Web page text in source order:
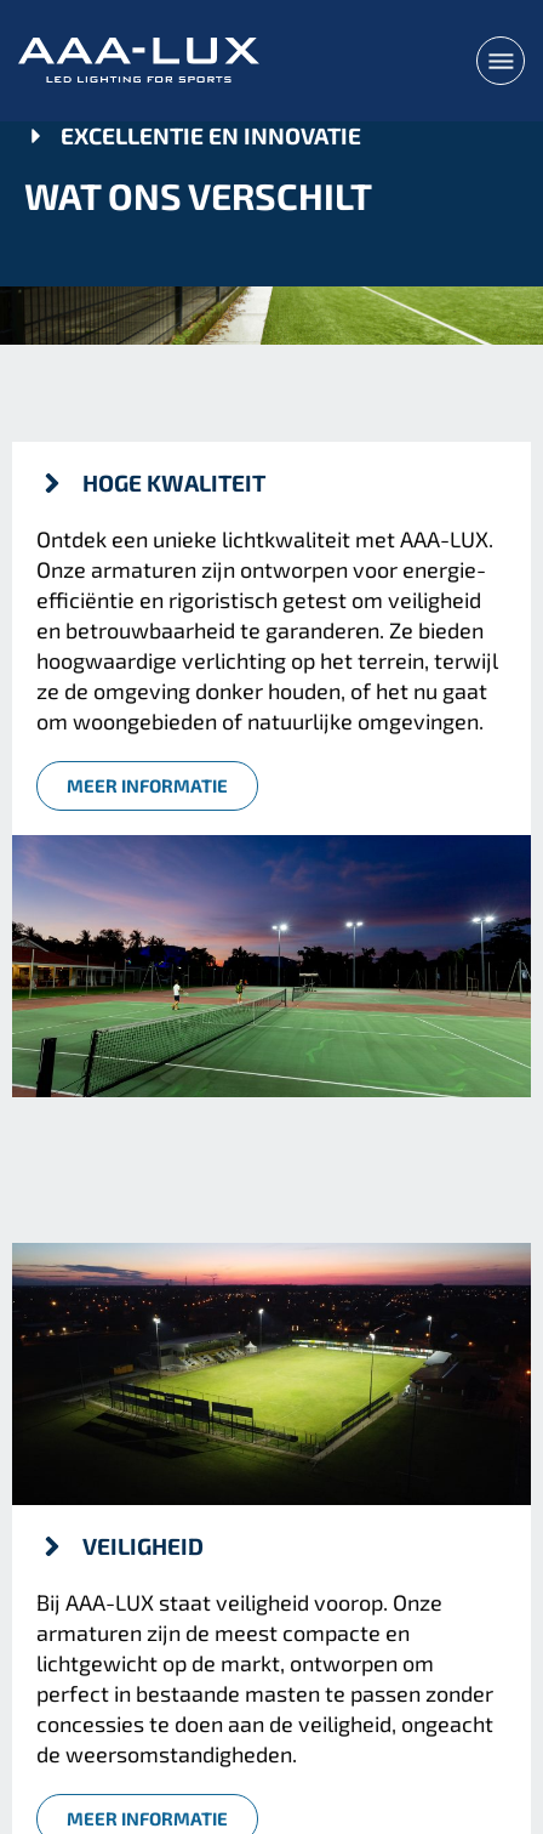
EXCELLENTIE EN INNOVATIE
WAT ONS VERSCHILT
HOGE KWALITEIT
Ontdek een unieke lichtkwaliteit met AAA-LUX.
Onze armaturen zijn ontworpen voor energie-
efficiëntie en rigoristisch getest om veiligheid
en betrouwbaarheid te garanderen. Ze bieden
hoogwaardige verlichting op het terrein, terwijl
ze de omgeving donker houden, of het nu gaat
om woongebieden of natuurlijke omgevingen.
MEER INFORMATIE
VEILIGHEID
Bij AAA-LUX staat veiligheid voorop. Onze
armaturen zijn de meest compacte en
lichtgewicht op de markt, ontworpen om
perfect in bestaande masten te passen zonder
concessies te doen aan de veiligheid, ongeacht
de weersomstandigheden.
MEER INFORMATIE